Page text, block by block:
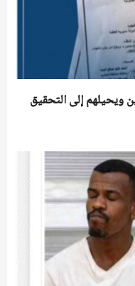
ويحيلهم إلى التحقيق